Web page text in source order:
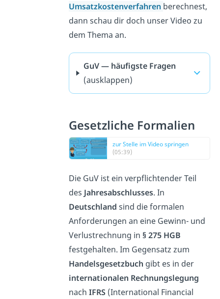
Umsatzkostenverfahren berechnest,
dann schau dir doch unser Video zu
dem Thema an.
GuV — häufigste Fragen
(ausklappen)
Gesetzliche Formalien
zur Stelle im Video springen
(05:39)
Die GuV ist ein verpflichtender Teil
des Jahresabschlusses. In
Deutschland sind die formalen
Anforderungen an eine Gewinn- und
Verlustrechnung in § 275 HGB
festgehalten. Im Gegensatz zum
Handelsgesetzbuch gibt es in der
internationalen Rechnungslegung
nachIFRS (International Financial